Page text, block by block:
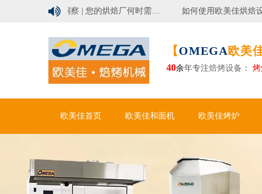
 行业洞察 | 您的烘焙厂何时需要自动化面包生产线？
【 OMEGA欧美
40余年专注焙烤设备 ：
欧美佳首页 欧美佳和面机 欧美佳烤炉